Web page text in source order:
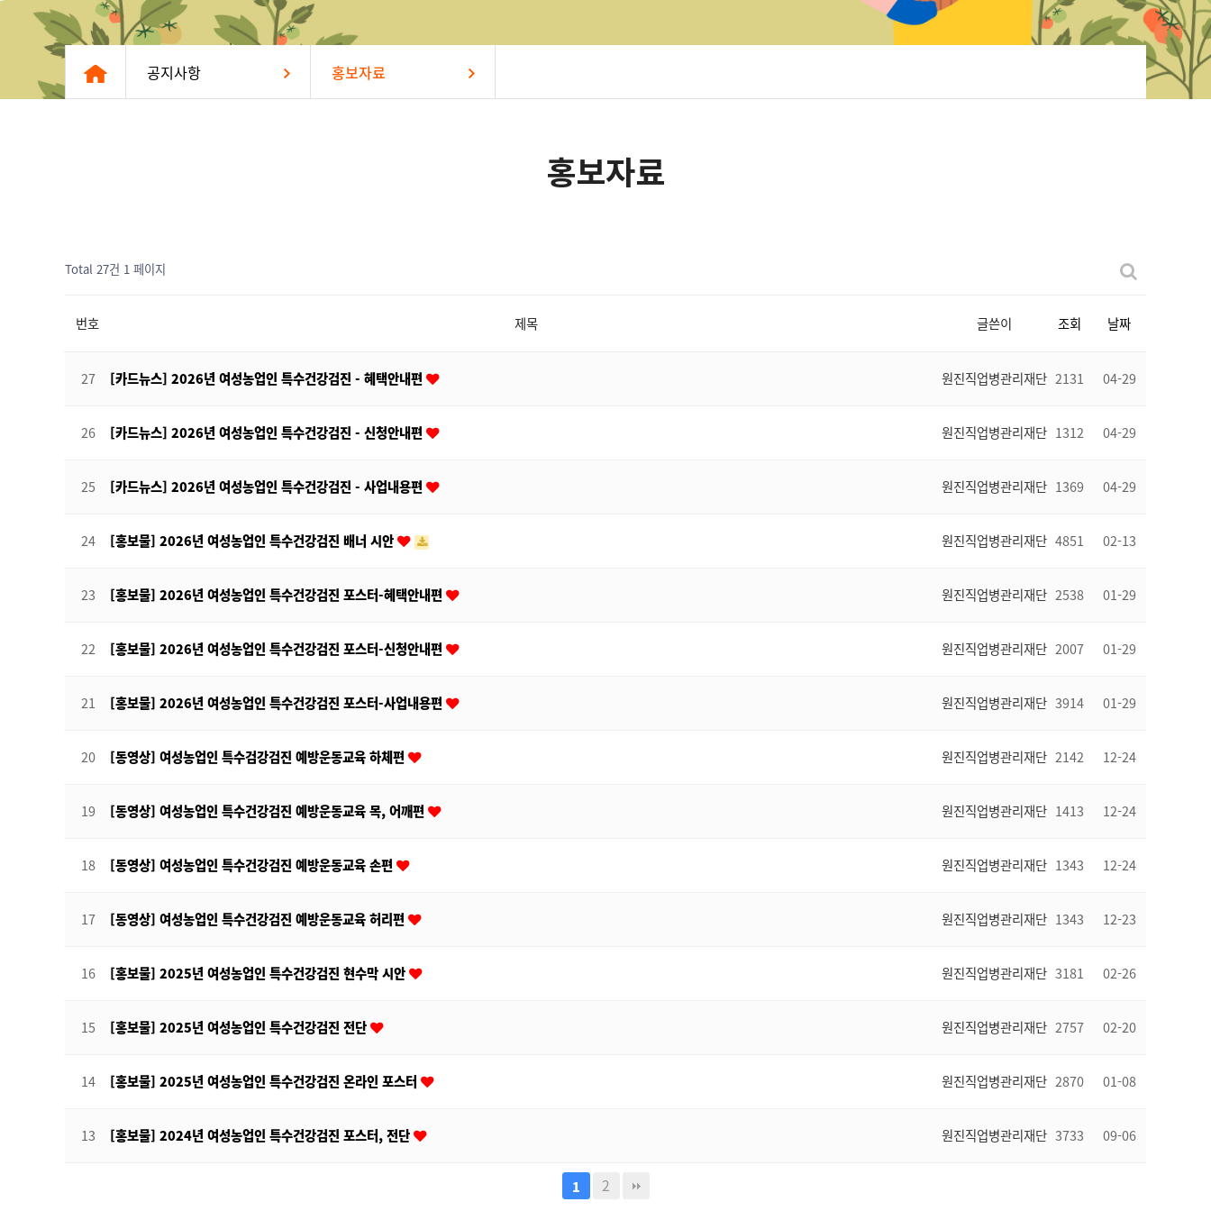
공지사항 홍보자료
홍보자료
Total 27건 1 페이지
번호 제목 글쓴이 조회 날짜
27 [카드뉴스] 2026년 여성농업인 특수건강검진 - 혜택안내편 원진직업병관리재단 2131 04-29
26 [카드뉴스] 2026년 여성농업인 특수건강검진 - 신청안내편 원진직업병관리재단 1312 04-29
25 [카드뉴스] 2026년 여성농업인 특수건강검진 - 사업내용편 원진직업병관리재단 1369 04-29
24 [홍보물] 2026년 여성농업인 특수건강검진 배너 시안 원진직업병관리재단 4851 02-13
23 [홍보물] 2026년 여성농업인 특수건강검진 포스터-혜택안내편 원진직업병관리재단 2538 01-29
22 [홍보물] 2026년 여성농업인 특수건강검진 포스터-신청안내편 원진직업병관리재단 2007 01-29
21 [홍보물] 2026년 여성농업인 특수건강검진 포스터-사업내용편 원진직업병관리재단 3914 01-29
20 [동영상] 여성농업인 특수검강검진 예방운동교육 하체편 원진직업병관리재단 2142 12-24
19 [동영상] 여성농업인 특수건강검진 예방운동교육 목, 어깨편 원진직업병관리재단 1413 12-24
18 [동영상] 여성농업인 특수건강검진 예방운동교육 손편 원진직업병관리재단 1343 12-24
17 [동영상] 여성농업인 특수건강검진 예방운동교육 허리편 원진직업병관리재단 1343 12-23
16 [홍보물] 2025년 여성농업인 특수건강검진 현수막 시안 원진직업병관리재단 3181 02-26
15 [홍보물] 2025년 여성농업인 특수건강검진 전단 원진직업병관리재단 2757 02-20
14 [홍보물] 2025년 여성농업인 특수건강검진 온라인 포스터 원진직업병관리재단 2870 01-08
13 [홍보물] 2024년 여성농업인 특수건강검진 포스터, 전단 원진직업병관리재단 3733 09-06
1 2